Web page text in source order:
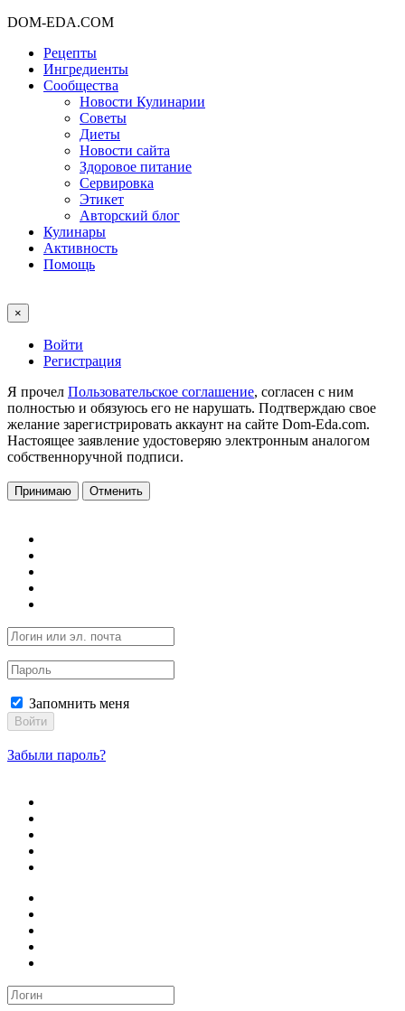
DOM-EDA.COM
Рецепты
Ингредиенты
Сообщества
Новости Кулинарии
Советы
Диеты
Новости сайта
Здоровое питание
Сервировка
Этикет
Авторский блог
Кулинары
Активность
Помощь
×
Войти
Регистрация
Я прочел Пользовательское соглашение, согласен с ним
полностью и обязуюсь его не нарушать. Подтверждаю свое
желание зарегистрировать аккаунт на сайте Dom-Eda.com.
Настоящее заявление удостоверяю электронным аналогом
собственноручной подписи.
Принимаю Отменить
Запомнить меня
Войти
Забыли пароль?